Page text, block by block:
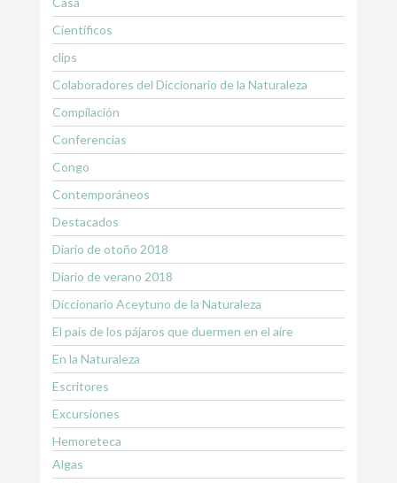
Científicos
clips
Colaboradores del Diccionario de la Naturaleza
Compilación
Conferencias
Congo
Contemporáneos
Destacados
Diario de otoño 2018
Diario de verano 2018
Diccionario Aceytuno de la Naturaleza
El país de los pájaros que duermen en el aire
En la Naturaleza
Escritores
Excursiones
Hemoreteca
Algas